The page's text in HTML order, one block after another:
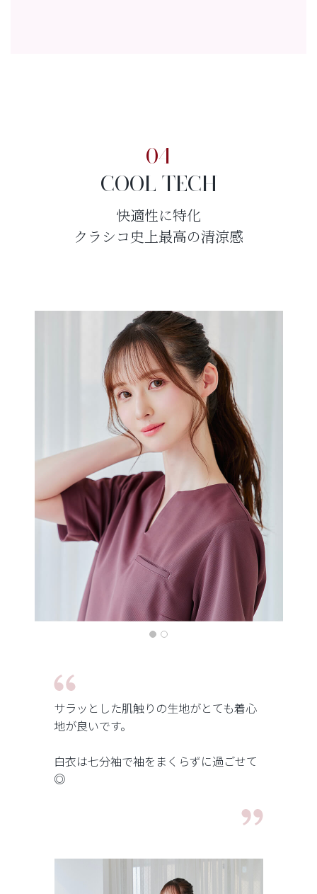
04
COOL TECH
快適性に特化
クラシコ史上最高の清涼感
サラッとした肌触りの生地がとても着心
地が良いです。
白衣は七分袖で袖をまくらずに過ごせて
◎